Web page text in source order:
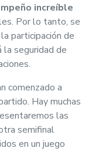
increíble
Por lo tanto, se
participación de
seguridad de
comenzado a
Hay muchas
las
semifinal
en un juego